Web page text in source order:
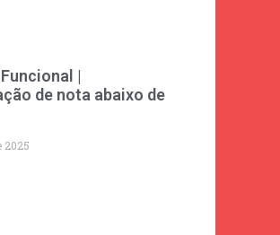
|
de nota abaixo de
2025